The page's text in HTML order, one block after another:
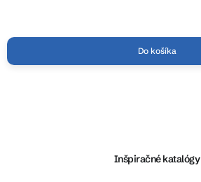
Do košíka
Inšpiračné katalógy